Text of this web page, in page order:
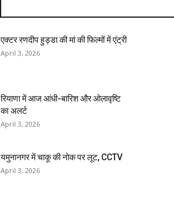
एक्टर रणदीप हुड्डा की मां की फिल्मों में एंट्री
April 3, 2026
रियाणा में आज आंधी-बारिश और ओलावृष्टि
का अलर्ट
April 3, 2026
यमुनानगर में चाकू की नोक पर लूट, CCTV
April 3, 2026